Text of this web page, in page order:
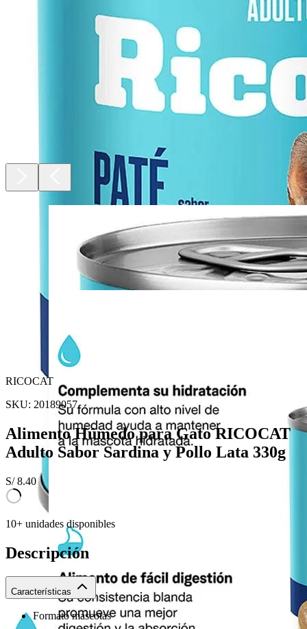
RICOCAT
SKU: 20189057
Alimento Húmedo para Gato RICOCAT
Adulto Sabor Sardina y Pollo Lata 330g
S/8.40
10+ unidades disponibles
Descripción
Características
Formato mascotas